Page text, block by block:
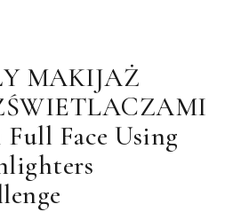
MAKIJAŻ
Face Using